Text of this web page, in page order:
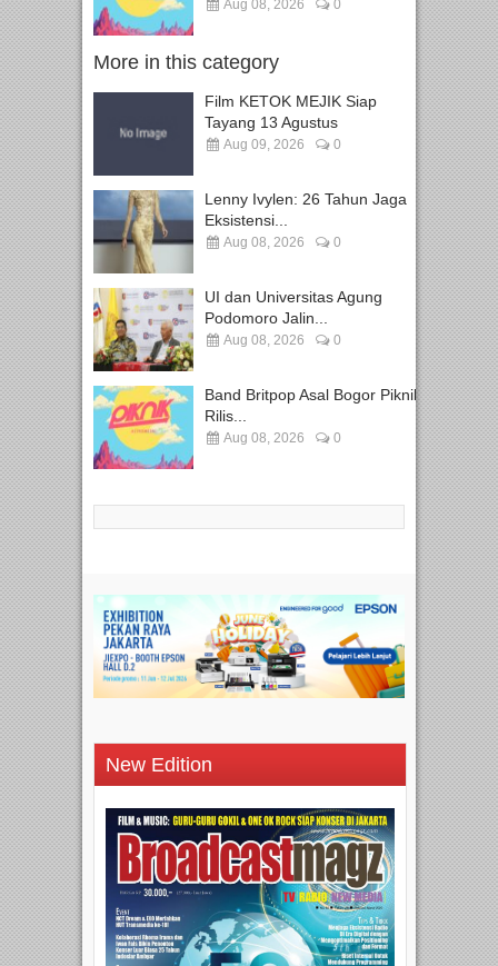
Aug 08, 2026 0
More in this category
Film KETOK MEJIK Siap
Tayang 13 Agustus
Aug 09, 2026 0
Lenny Ivylen: 26 Tahun Jaga
Eksistensi...
Aug 08, 2026 0
UI dan Universitas Agung
Podomoro Jalin...
Aug 08, 2026 0
Band Britpop Asal Bogor Piknik
Rilis...
Aug 08, 2026 0
New Edition